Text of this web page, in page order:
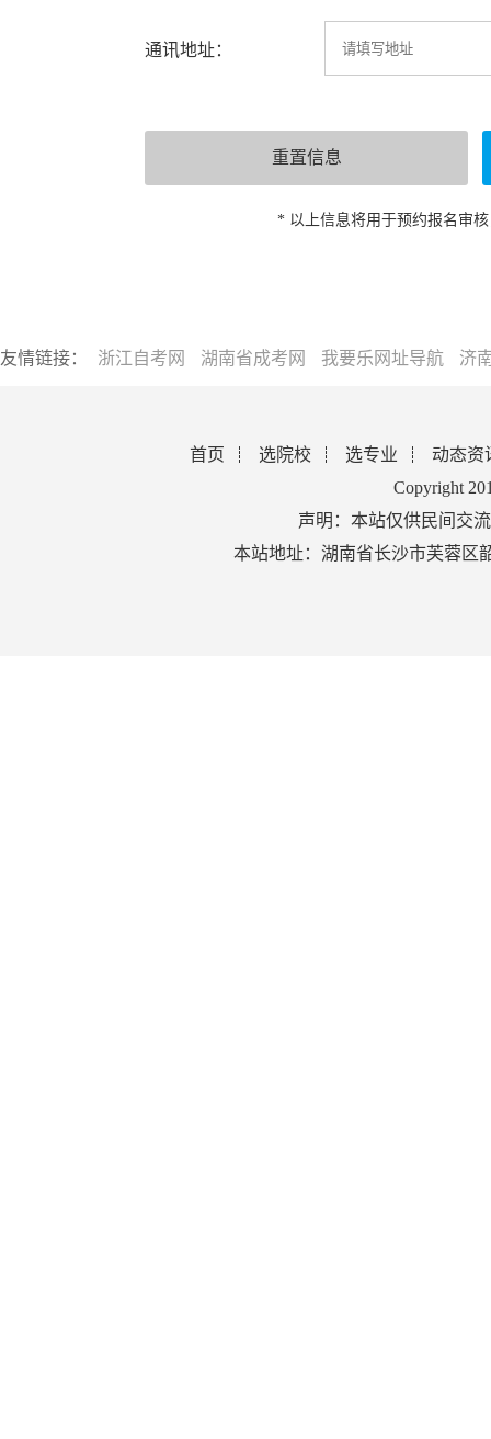
通讯地址：
* 以上信息将用于预约报名审
友情链接： 浙江自考网 湖南省成考网 我要乐网址导航 济
首页 选院校 选专业
动态资
Copyright
声明：本站仅供民间交
本站地址：湖南省长沙市芙蓉区